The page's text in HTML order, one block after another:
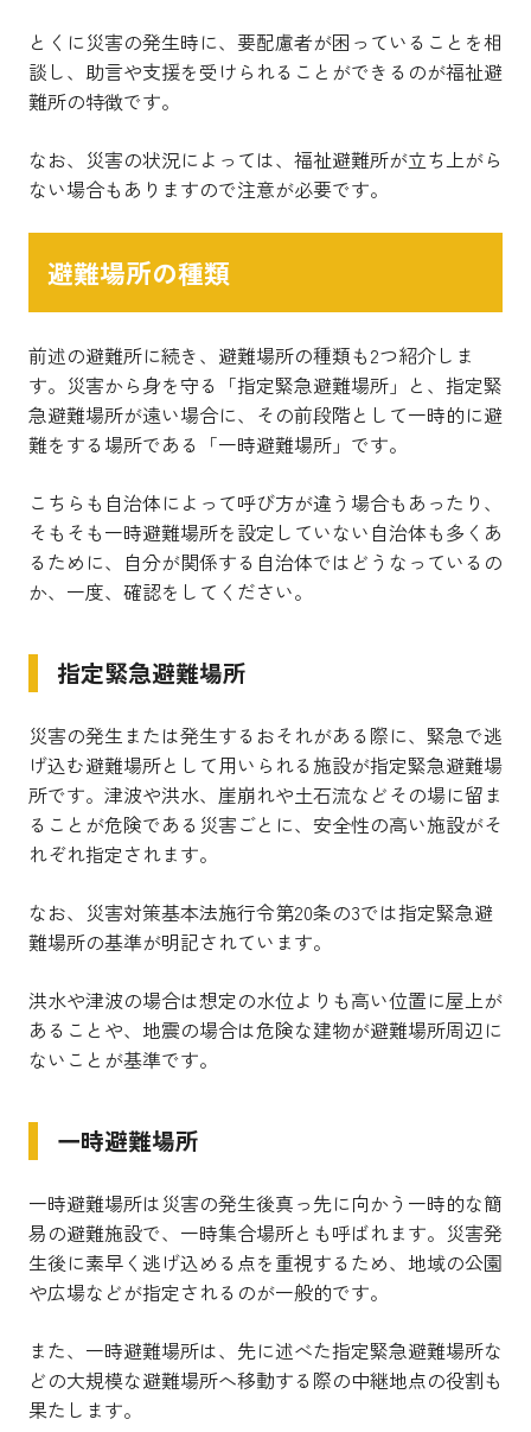
とくに災害の発生時に、要配慮者が困っていることを相
談し、助言や支援を受けられることができるのが福祉避
難所の特徴です。
なお、災害の状況によっては、福祉避難所が立ち上がら
ない場合もありますので注意が必要です。
避難場所の種類
前述の避難所に続き、避難場所の種類も2つ紹介しま
す。災害から身を守る「指定緊急避難場所」と、指定緊
急避難場所が遠い場合に、その前段階として一時的に避
難をする場所である「一時避難場所」です。
こちらも自治体によって呼び方が違う場合もあったり、
そもそも一時避難場所を設定していない自治体も多くあ
るために、自分が関係する自治体ではどうなっているの
か、一度、確認をしてください。
指定緊急避難場所
災害の発生または発生するおそれがある際に、緊急で逃
げ込む避難場所として用いられる施設が指定緊急避難場
所です。津波や洪水、崖崩れや土石流などその場に留ま
ることが危険である災害ごとに、安全性の高い施設がそ
れぞれ指定されます。
なお、災害対策基本法施行令第20条の3では指定緊急避
難場所の基準が明記されています。
洪水や津波の場合は想定の水位よりも高い位置に屋上が
あることや、地震の場合は危険な建物が避難場所周辺に
ないことが基準です。
一時避難場所
一時避難場所は災害の発生後真っ先に向かう一時的な簡
易の避難施設で、一時集合場所とも呼ばれます。災害発
生後に素早く逃げ込める点を重視するため、地域の公園
や広場などが指定されるのが一般的です。
また、一時避難場所は、先に述べた指定緊急避難場所な
どの大規模な避難場所へ移動する際の中継地点の役割も
果たします。